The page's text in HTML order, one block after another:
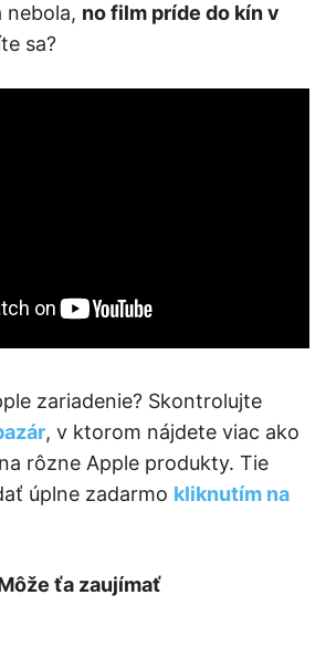
nebola, no film príde do kín v
sa?
zariadenie? Skontrolujte
, v ktorom nájdete viac ako
rôzne Apple produkty. Tie
úplne zadarmo kliknutím na
ťa zaujímať